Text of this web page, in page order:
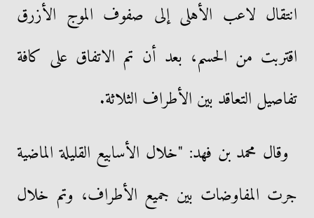
انتقال لاعب الأهلى إلى صفوف الموج الأزرق
اقتربت من الحسم، بعد أن تم الاتفاق على كافة
تفاصيل التعاقد بين الأطراف الثلاثة.
وقال محمد بن فهد: "خلال الأسابيع القليلة الماضية
جرت المفاوضات بين جميع الأطراف، وتم خلال